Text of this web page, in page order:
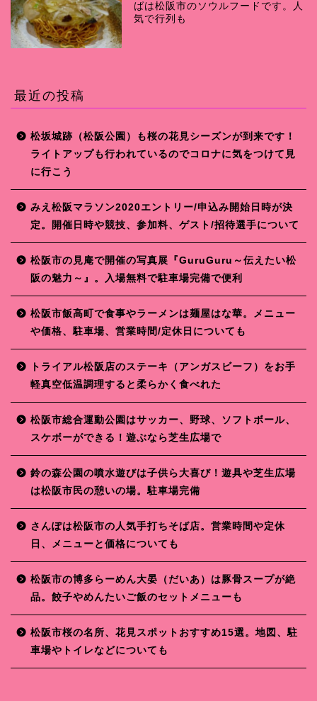
ばは松阪市のソウルフードです。人
気で行列も
最近の投稿
松坂城跡（松阪公園）も桜の花見シーズンが到来です！
ライトアップも行われているのでコロナに気をつけて見
に行こう
みえ松阪マラソン2020エントリー/申込み開始日時が決
定。開催日時や競技、参加料、ゲスト/招待選手について
松阪市の見庵で開催の写真展『GuruGuru～伝えたい松
阪の魅力～』。入場無料で駐車場完備で便利
松阪市飯高町で食事やラーメンは麺屋はな華。メニュー
や価格、駐車場、営業時間/定休日についても
トライアル松阪店のステーキ（アンガスビーフ）をお手
軽真空低温調理すると柔らかく食べれた
松阪市総合運動公園はサッカー、野球、ソフトボール、
スケボーができる！遊ぶなら芝生広場で
鈴の森公園の噴水遊びは子供ら大喜び！遊具や芝生広場
は松阪市民の憩いの場。駐車場完備
さんぽは松阪市の人気手打ちそば店。営業時間や定休
日、メニューと価格についても
松阪市の博多らーめん大晏（だいあ）は豚骨スープが絶
品。餃子やめんたいご飯のセットメニューも
松阪市桜の名所、花見スポットおすすめ15選。地図、駐
車場やトイレなどについても